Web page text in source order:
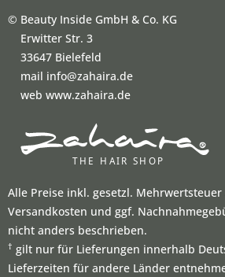
© Beauty Inside GmbH & Co. KG
Erwitter Str. 3
33647 Bielefeld
mail info@zahaira.de
web www.zahaira.de
Alle Preise inkl. gesetzl. Mehrwertsteuer
Versandkosten und ggf.
nicht anders beschrieben.
† gilt nur für Lieferungen innerhalb
Lieferzeiten für andere Länder